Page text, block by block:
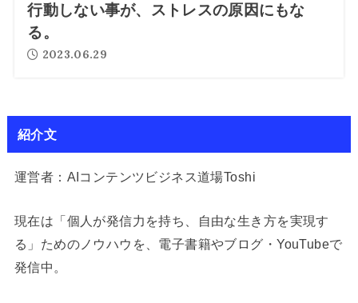
行動しない事が、ストレスの原因にもな
る。
2023.06.29
紹介文
運営者：AIコンテンツビジネス道場Toshi
現在は「個人が発信力を持ち、自由な生き方を実現す
る」ためのノウハウを、電子書籍やブログ・YouTubeで
発信中。